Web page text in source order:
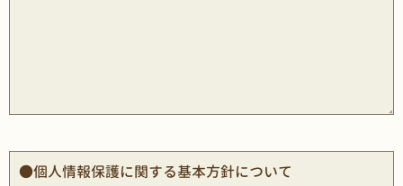
●個人情報保護に関する基本方針について